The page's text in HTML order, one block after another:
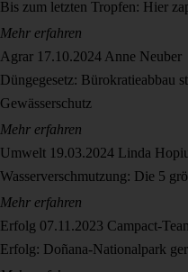
Bis zum letzten Tropfen: Hier
Mehr erfahren
Agrar 17.10.2024 Anne Neuber
Düngegesetz: Bürokratieabbau
Gewässerschutz
Mehr erfahren
Umwelt 19.03.2024 Linda
Wasserverschmutzung: Die 5
Mehr erfahren
Erfolg 07.11.2023 Campact-
Erfolg: Doñana-Nationalpark